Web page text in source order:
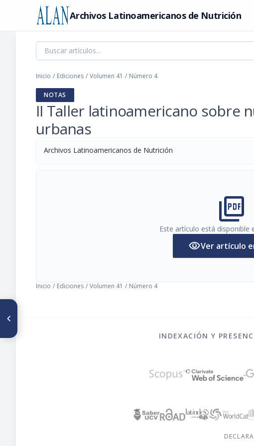
Archivos Latinoamericanos de Nutrición
Inicio / Ediciones / Volumen 41 / Número 4
NOTAS
II Taller latinoamericano sobre
urbanas
Archivos Latinoamericanos de Nutrición
picture_as_pdf
Este artículo está disponible
visibilityVer artículo
Inicio / Ediciones / Volumen 41 / Número 4
INDEXACIÓN Y